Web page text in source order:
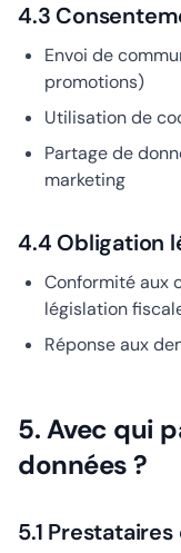
4.3
Envoi de
promotions)
Utilisation de
Partage de
marketing
4.4 Obligation
Conformité aux
législation
Réponse aux
5. Avec qui
données ?
5.1